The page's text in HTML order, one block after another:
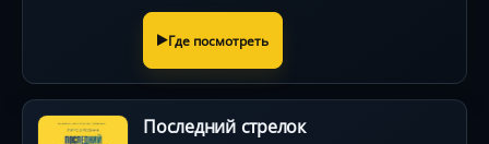
Где посмотреть
Последний стрелок